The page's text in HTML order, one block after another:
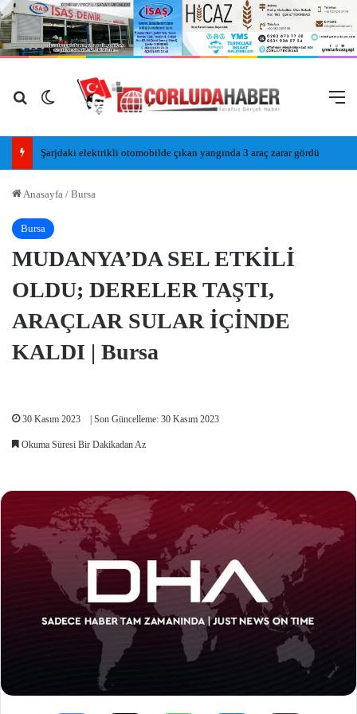
Arama yap ...
Dış görünümü değiştir
Şarjdaki elektrikli otomobilde çıkan yangında 3 araç zarar gördü
Anasayfa / Bursa
Bursa
MUDANYA’DA SEL ETKİLİ
OLDU; DERELER TAŞTI,
ARAÇLAR SULAR İÇİNDE
KALDI | Bursa
30 Kasım 2023 | Son Güncelleme: 30 Kasım 2023
Okuma Süresi Bir Dakikadan Az